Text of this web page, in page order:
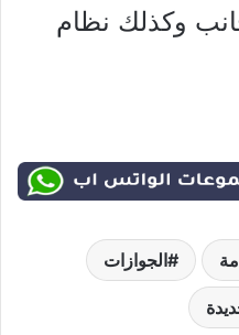
وكذلك نظام
الجوازات